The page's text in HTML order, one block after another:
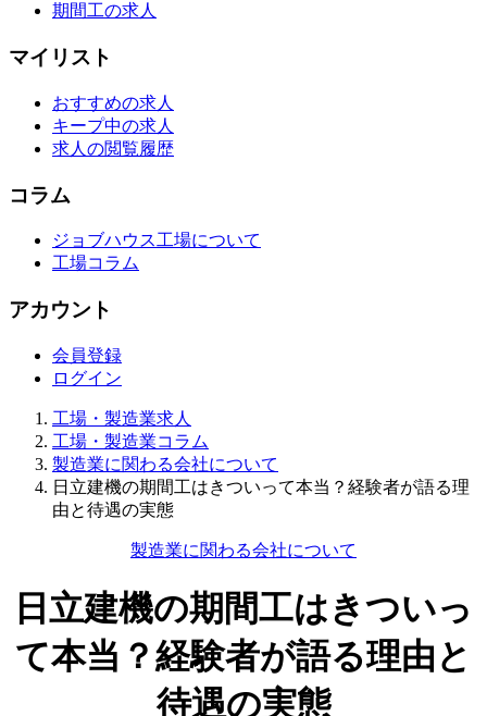
期間工の求人
マイリスト
おすすめの求人
キープ中の求人
求人の閲覧履歴
コラム
ジョブハウス工場について
工場コラム
アカウント
会員登録
ログイン
工場・製造業求人
工場・製造業コラム
製造業に関わる会社について
日立建機の期間工はきついって本当？経験者が語る理
由と待遇の実態
製造業に関わる会社について
日立建機の期間工はきついっ
て本当？経験者が語る理由と
待遇の実態